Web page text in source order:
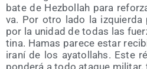
ba­te de Hez­bo­llah para
va. Por otro lado la izquier­da
por la uni­dad de todas las
ti­na. Hamas pare­ce estar
ira­ní de los aya­to­llahs. Este
pon­de­rá a todo ata­que